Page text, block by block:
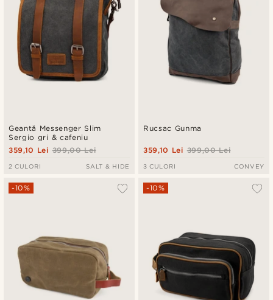
Geantă Messenger Slim
Sergio gri & cafeniu
399,00 Lei
359,10 Lei
2 CULORI SALT & HIDE
Rucsac Gunma
399,00 Lei
359,10 Lei
3 CULORI CONVEY
-10% -10%